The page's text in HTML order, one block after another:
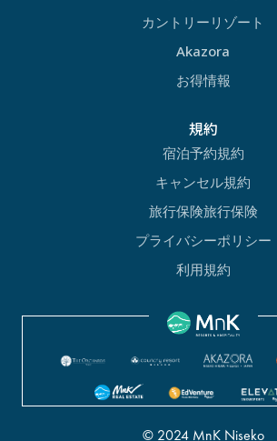
カントリーリゾート
Akazora
お得情報
規約
宿泊予約規約
キャンセル規約
旅行保険旅行保険
プライバシーポリシー
利用規約
© 2024 MnK Niseko